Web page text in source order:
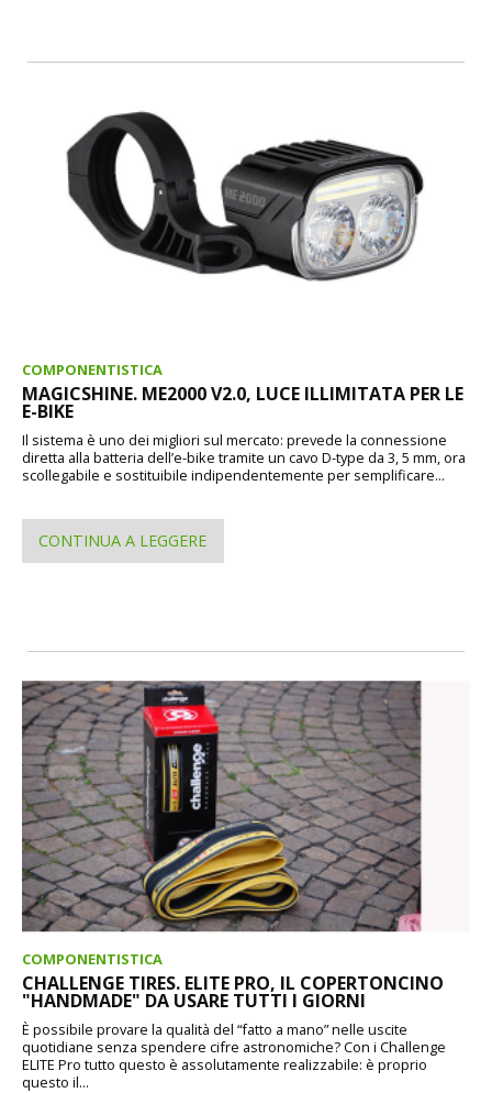
COMPONENTISTICA
MAGICSHINE. ME2000 V2.0, LUCE ILLIMITATA PER LE
E-BIKE
Il sistema è uno dei migliori sul mercato: prevede la connessione
diretta alla batteria dell’e-bike tramite un cavo D-type da 3, 5 mm, ora
scollegabile e sostituibile indipendentemente per semplificare...
CONTINUA A LEGGERE
COMPONENTISTICA
CHALLENGE TIRES. ELITE PRO, IL COPERTONCINO
"HANDMADE" DA USARE TUTTI I GIORNI
È possibile provare la qualità del “fatto a mano” nelle uscite
quotidiane senza spendere cifre astronomiche? Con i Challenge
ELITE Pro tutto questo è assolutamente realizzabile: è proprio
questo il...